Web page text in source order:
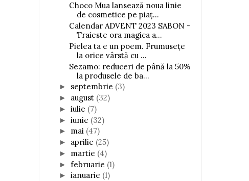
Choco Mua lansează noua linie
de cosmetice pe piaț...
Calendar ADVENT 2023 SABON -
Traieste ora magica a...
Pielea ta e un poem. Frumusețe
la orice vârstă cu ...
Sezamo: reduceri de până la 50%
la produsele de ba...
► septembrie (3)
► august (32)
► iulie (7)
► iunie (32)
► mai (47)
► aprilie (25)
► martie (4)
► februarie (1)
► ianuarie (1)